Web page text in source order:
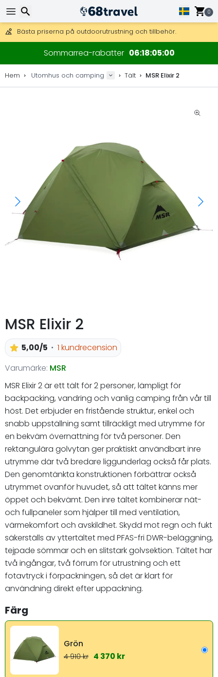
0
Få fri frakt på beställningar över 2 875 kr.
DHL Express över natten är också tillgängligt.
30 dagar för retur, 90 dagar för träkartor och dekorationer.
Bästa priserna på outdoorutrustning och tillbehör.
Sommarrea-rabatter 061804 59
Hem Utomhus och camping Tält MSR Elixir 2
MSR Elixir 2
5,00/5
1 kundrecension
Varumärke: MSR
MSR Elixir 2 är ett tält för 2 personer, lämpligt för
backpacking, vandring och vanlig camping från vår till
höst. Det erbjuder en fristående struktur, enkel och
snabb uppställning samt tillräckligt med utrymme för
en bekväm övernattning för två personer. Den
rektangulära golvytan ger praktiskt användbart inre
utrymme där två bredare liggunderlag också får plats.
Den genomtänkta konstruktionen förbättrar också
utrymmet ovanför huvudet, så att tältet känns mer
öppet och bekvämt. Den inre tältet kombinerar nät-
och fullpaneler som hjälper till med ventilation,
värmekomfort och avskildhet. Skydd mot regn och fukt
säkerställs av yttertältet med PFAS-fri DWR-beläggning,
tejpade sömmar och en slitstark golvsektion. Tältet har
två ingångar, två förrum för utrustning och ett
fotavtryck i förpackningen, så det är klart för
användning direkt efter uppackning.
Färg
Grön
4 910 kr 4 370 kr